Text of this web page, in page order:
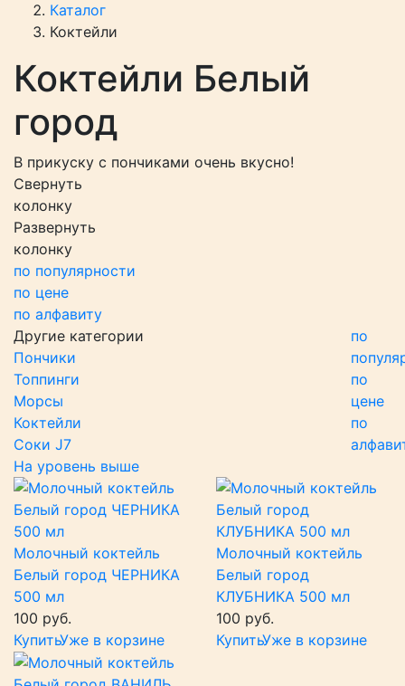
Каталог
Коктейли
Коктейли Белый
город
В прикуску с пончиками очень вкусно!
Свернуть
колонку
Развернуть
колонку
по популярности
по цене
по алфавиту
Другие категории
Пончики
Топпинги
Морсы
Коктейли
Соки J7
На уровень выше
по
по
цене
по
Молочный коктейль
Белый город ЧЕРНИКА
500 мл
100 руб.
КупитьУже в корзине
Молочный коктейль
Белый город
КЛУБНИКА 500 мл
100 руб.
КупитьУже в корзине